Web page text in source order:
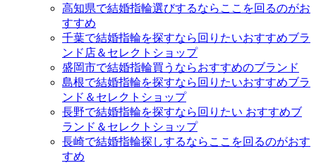
高知県で結婚指輪選びするならここを回るのがお
すすめ
千葉で結婚指輪を探すなら回りたいおすすめブラ
ンド店＆セレクトショップ
盛岡市で結婚指輪買うならおすすめのブランド
島根で結婚指輪を探すなら回りたいおすすめブラ
ンド＆セレクトショップ
長野で結婚指輪を探すなら回りたい おすすめブ
ランド＆セレクトショップ
長崎で結婚指輪探しするならここを回るのがおす
すめ